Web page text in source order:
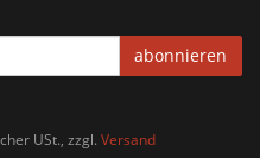
abonnieren
USt., zzgl. Versand